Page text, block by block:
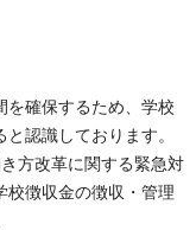
を確保するため、学校
認識しております。
方改革に関する緊急対
校徴収金の徴収・管理